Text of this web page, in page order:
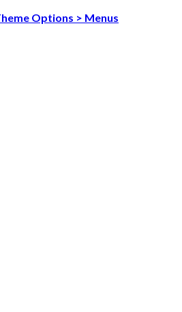
Options > Menus